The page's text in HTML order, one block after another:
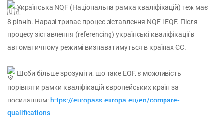
Українська NQF (Національна рамка кваліфікацій) теж має
8 рівнів. Наразі триває процес зіставлення NQF і EQF. Після
процесу зіставлення (referencing) українські кваліфікації в
автоматичному режимі визнаватимуться в країнах ЄС.
Щоби більше зрозуміти, що таке EQF, є можливість
порівняти рамки кваліфікацій європейських країн за
посиланням: https://europass.europa.eu/en/compare-
qualifications